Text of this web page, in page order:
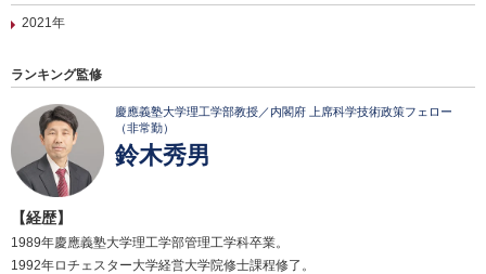
2021年
ランキング監修
慶應義塾大学理工学部教授／内閣府 上席科学技術政策フェロー
（非常勤）
鈴木秀男
【経歴】
1989年慶應義塾大学理工学部管理工学科卒業。
1992年ロチェスター大学経営大学院修士課程修了。